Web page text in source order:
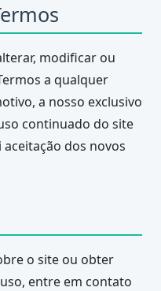
modificar ou
a qualquer
a nosso exclusivo
continuado do site
dos novos
o site ou obter
entre em contato